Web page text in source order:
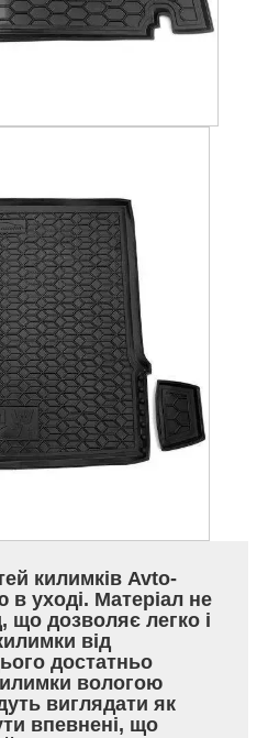
килимків Avto-
в уході. Матеріал не
що дозволяє легко і
від
достатньо
вологою
виглядати як
впевнені, що